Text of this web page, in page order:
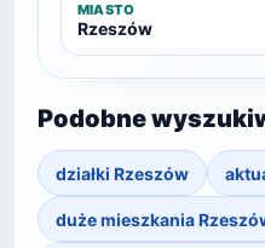
MIASTO
Rzeszów
Podobne
działki Rzeszów
duże mieszkania